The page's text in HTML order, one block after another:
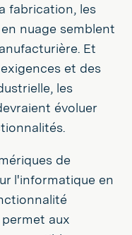
fabrication, les
nuage semblent
Et
et des
les
évoluer
de
l'informatique en
permet aux